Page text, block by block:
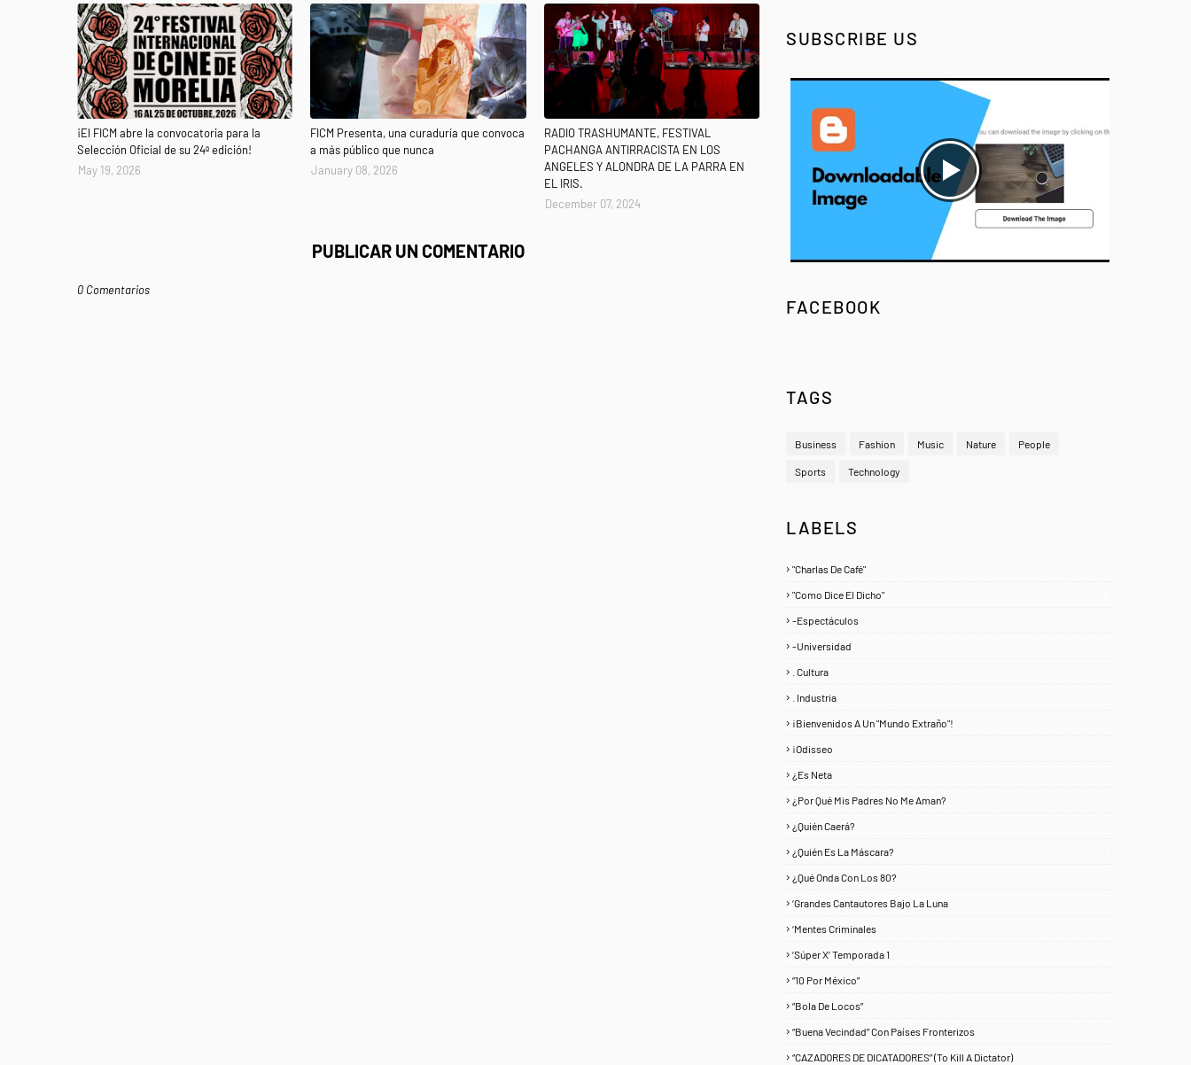
¡El FICM abre la convocatoria para la
Selección Oficial de su 24ª edición!
May 19, 2026
FICM Presenta, una curaduría que convoca
a más público que nunca
January 08, 2026
RADIO TRASHUMANTE, FESTIVAL
PACHANGA ANTIRRACISTA EN LOS
ANGELES Y ALONDRA DE LA PARRA EN
EL IRIS.
December 07, 2024
PUBLICAR UN COMENTARIO
0 Comentarios
SUBSCRIBE US
FACEBOOK
TAGS
Business Fashion Music Nature People
Sports Technology
LABELS
"Charlas De Café"
"Como Dice El Dicho"
-Espectáculos
-Universidad
. Cultura
. Industria
¡Bienvenidos A Un "Mundo Extraño"!
¡Odisseo
¿Es Neta
¿Por Qué Mis Padres No Me Aman?
¿Quién Caerá?
¿Quién Es La Máscara?
¿Qué Onda Con Los 80?
‘Grandes Cantautores Bajo La Luna
‘Mentes Criminales
‘Súper X’ Temporada 1
“10 Por México”
“Bola De Locos”
“Buena Vecindad” Con Países Fronterizos
“CAZADORES DE DICATADORES” (To Kill A Dictator)